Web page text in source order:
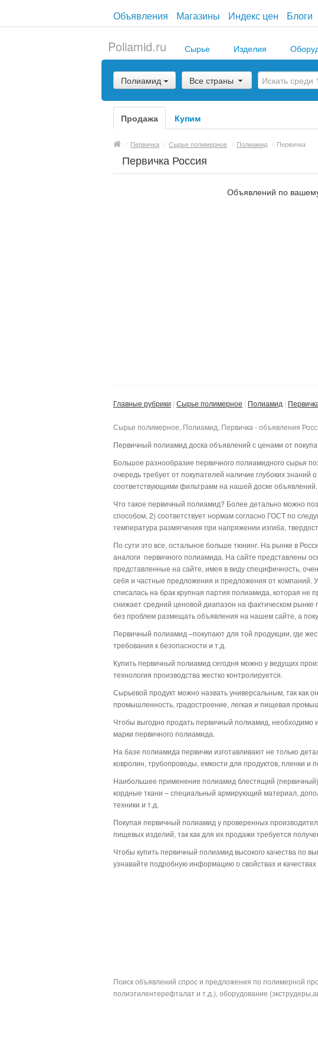
Объявления Магазины Индекс цен Блоги
Poliamid.ru Сырье Изделия
Полиамид Все страны
Продажа Купим
/ Первичка / Сырье полимерное / Полиамид / Первичка
Первичка Россия
Объявлений по
Главные рубрики Сырье полимерное Полиамид
Сырье полимерное, Полиамид, Первичка - объявления
Первичный полиамид доска объявлений с ценами от
Большое разнообразие первичного полиамидного сырья
очередь требует от покупателей наличие глубоких
соответствующими фильтрами на нашей доске объявлений.
Что такое первичный полиамид? Более детально можно
способом, 2) соответствует нормам согласно ГОСТ по
температура размягчения при напряжении изгиба,
По сути это все, остальное больше тюнинг. На рынке в
аналоги первичного полиамида. На сайте представлены
представленные на сайте, имея в виду специфичность,
себя и частные предложения и предложения от компаний.
списалась на брак крупная партия полиамида, которая не
снижает средний ценовой диапазон на фактическом
без проблем размещать объявления на нашем сайте, а
Первичный полиамид –покупают для той продукции, где
требования к безопасности и т.д.
Купить первичный полиамид сегодня можно у ведущих
технология производства жестко контролируется.
Сырьевой продукт можно назвать универсальным, так как
промышленность, градостроение, легкая и пищевая
Чтобы выгодно продать первичный полиамид, необходимо
марки первичного полиамида.
На базе полиамида первички изготавливают не только
ковролин, трубопроводы, емкости для продуктов, пленки
Наибольшее применение полиамид блестящий (первичный)
кордные ткани – специальный армирующий материал,
техники и т.д.
Покупая первичный полиамид у проверенных
пищевых изделий, так как для их продажи требуется
Чтобы купить первичный полиамид высокого качества по
узнавайте подробную информацию о свойствах и
Поиск объявлений спрос и предложения по полимерной
полиэтилентерефталат и т.д.), оборудование